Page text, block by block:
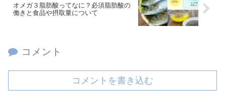
オメガ３脂肪酸ってなに？必須脂肪酸の
働きと食品や摂取量について
コメント
コメントを書き込む